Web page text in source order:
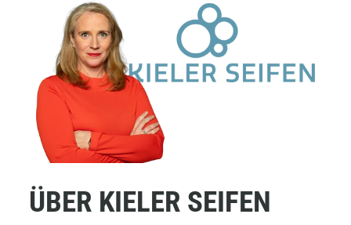
ÜBER KIELER SEIFEN